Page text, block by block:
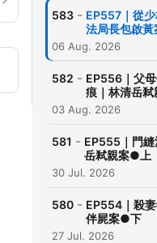
583 - EP557｜從
法局長包啟
06 Aug. 2026
582 - EP556｜父
痕｜林清岳
03 Aug. 2026
581 - EP555｜門
岳弒親案●上
30 Jul. 2026
580 - EP554｜殺
伴屍案●下
27 Jul. 2026